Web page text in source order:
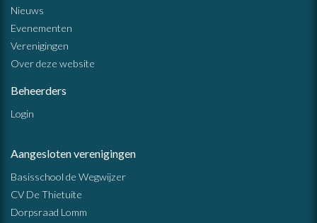
Nieuws
Evenementen
Verenigingen
Over deze website
Beheerders
Login
Aangesloten verenigingen
Basisschool de Wegwijzer
CV De Thietuite
Dorpsraad Lomm